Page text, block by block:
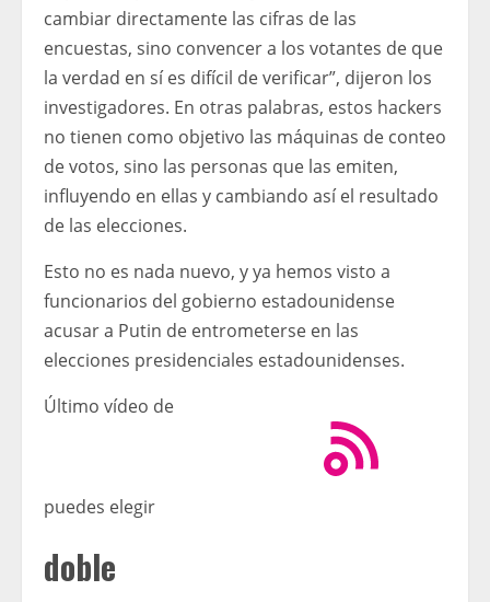
cambiar directamente las cifras de las
encuestas, sino convencer a los votantes de que
la verdad en sí es difícil de verificar”, dijeron los
investigadores. En otras palabras, estos hackers
no tienen como objetivo las máquinas de conteo
de votos, sino las personas que las emiten,
influyendo en ellas y cambiando así el resultado
de las elecciones.
Esto no es nada nuevo, y ya hemos visto a
funcionarios del gobierno estadounidense
acusar a Putin de entrometerse en las
elecciones presidenciales estadounidenses.
Último vídeo de
puedes elegir
doble